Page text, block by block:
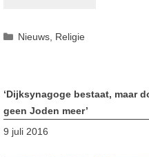
Categorieën
Nieuws Religie
‘Dijksynagoge bestaat, maar
geen Joden meer’
9 juli 2016